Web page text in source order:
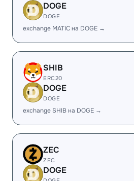
DOGE
DOGE
exchange MATIC на DOGE →
SHIB
ERC20
DOGE
DOGE
exchange SHIB на DOGE →
ZEC
ZEC
DOGE